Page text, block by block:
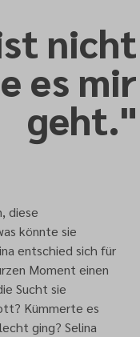
nicht
es mir
geht."
diese
könnte sie
entschied sich für
Moment einen
Sucht sie
Kümmerte es
ging? Selina